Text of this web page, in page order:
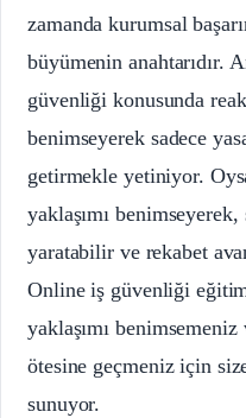
zamanda kurumsal
büyümenin anahtarıdır.
güvenliği konusunda
benimseyerek sadece
getirmekle yetiniyor.
yaklaşımı
yaratabilir ve rekabet
Online iş güvenliği
yaklaşımı
ötesine geçmeniz için
sunuyor.